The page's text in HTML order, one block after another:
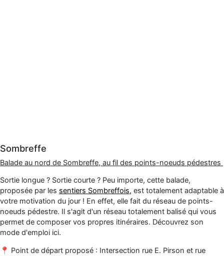
Sombreffe
Balade au nord de Sombreffe, au fil des points-noeuds pédestres
Sortie longue ? Sortie courte ? Peu importe, cette balade,
proposée par les sentiers Sombreffois, est totalement adaptable à
votre motivation du jour ! En effet, elle fait du réseau de points-
noeuds pédestre. Il s'agit d'un réseau totalement balisé qui vous
permet de composer vos propres itinéraires. Découvrez son
mode d'emploi ici.
📍 Point de départ proposé : Intersection rue E. Pirson et rue